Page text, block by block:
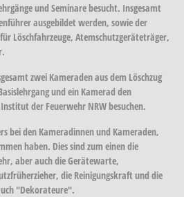
und Seminare besucht. Insgesamt
ausgebildet werden, sowie der
Löschfahrzeuge, Atemschutzgeräteträger,
zwei Kameraden aus dem Löschzug
und ein Kamerad den
der Feuerwehr NRW besuchen.
bei den Kameradinnen und Kameraden,
haben. Dies sind zum einen die
aber auch die Gerätewarte,
die Reinigungskraft und die
"Dekorateure".